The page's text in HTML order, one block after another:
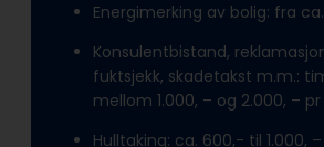
Energimerking av bolig: fra
Konsulentbistand,
fuktsjekk, skadetakst m.m.:
mellom 1.000, – og 2.000, –
Hulltaking: ca. 600,- til 1.000,